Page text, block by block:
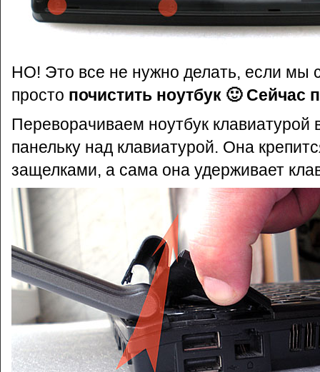
НО! Это все не нужно делать, если мы
просто почистить ноутбук 🙂 Сейчас
Переворачиваем ноутбук клавиатурой
панельку над клавиатурой. Она
защелками, а сама она удерживает